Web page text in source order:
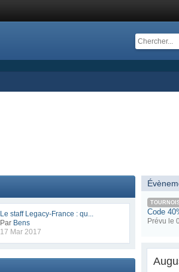
Le staff Legacy-France : qu...
Par Bens
17 Mar 2017
Code
Prévu le